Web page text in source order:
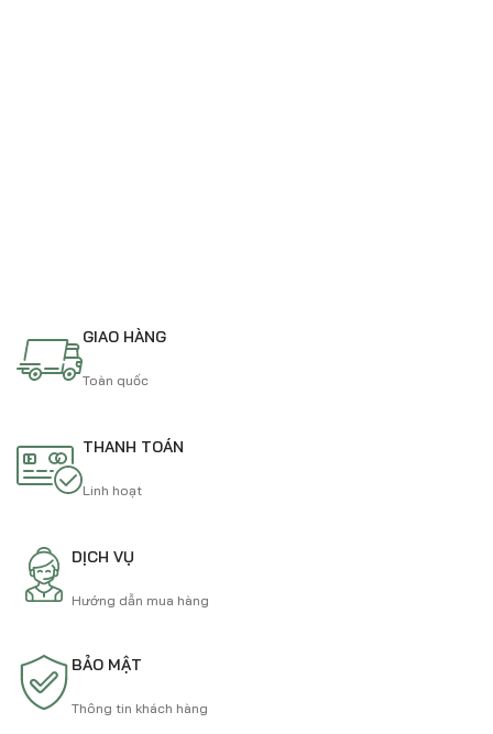
GIAO HÀNG
Toàn quốc
THANH TOÁN
Linh hoạt
DỊCH VỤ
Hướng dẫn mua hàng
BẢO MẬT
Thông tin khách hàng